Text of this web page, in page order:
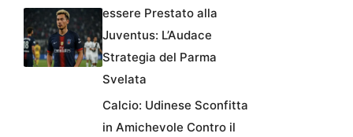
essere Prestato alla
Juventus: L’Audace
Strategia del Parma
Svelata
Calcio: Udinese Sconfitta
in Amichevole Contro il